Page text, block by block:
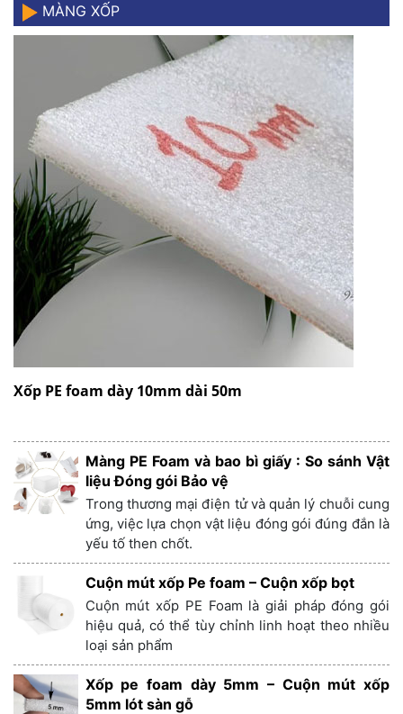
MÀNG XỐP
Xốp PE foam dày 10mm dài 50m
Màng PE Foam và bao bì giấy : So sánh Vật
liệu Đóng gói Bảo vệ
Trong thương mại điện tử và quản lý chuỗi cung
ứng, việc lựa chọn vật liệu đóng gói đúng đắn là
yếu tố then chốt.
Cuộn mút xốp Pe foam – Cuộn xốp bọt
Cuộn mút xốp PE Foam là giải pháp đóng gói
hiệu quả, có thể tùy chỉnh linh hoạt theo nhiều
loại sản phẩm
Xốp pe foam dày 5mm – Cuộn mút xốp
5mm lót sàn gỗ